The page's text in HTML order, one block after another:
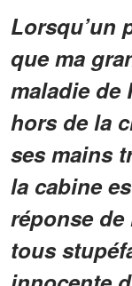
Lorsqu’un
que ma
maladie de
hors de la
ses mains
la cabine
réponse de
tous